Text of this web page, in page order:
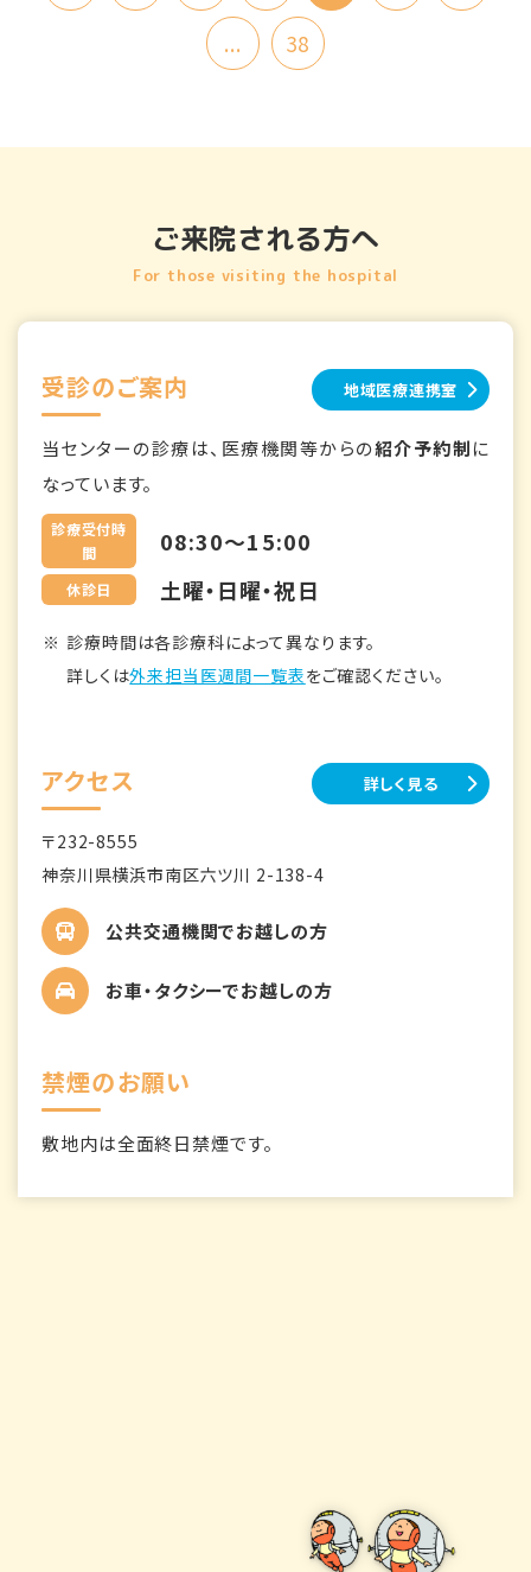
...
38
ご来院される方へ
For those visiting the hospital
受診のご案内 地域医療連携室
当センターの診療は、医療機関等からの紹介予約制に
なっています。
診療受付時
間
08:30～15:00
休診日 土曜・日曜・祝日
診療時間は各診療科によって異なります。
詳しくは外来担当医週間一覧表をご確認ください。
アクセス 詳しく見る
〒232-8555
神奈川県横浜市南区六ツ川 2-138-4
公共交通機関でお越しの方
お車・タクシーでお越しの方
禁煙のお願い
敷地内は全面終日禁煙です。